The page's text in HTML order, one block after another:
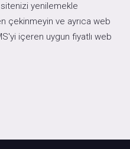
yenilemekle
çekinmeyin ve ayrıca web
'yi içeren uygun fiyatlı web